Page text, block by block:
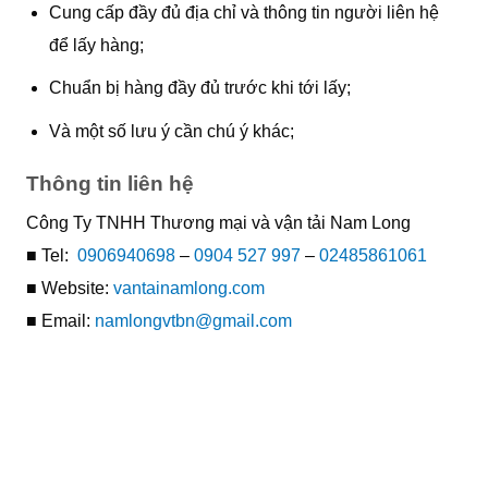
Cung cấp đầy đủ địa chỉ và thông tin người liên hệ
để lấy hàng;
Chuẩn bị hàng đầy đủ trước khi tới lấy;
Và một số lưu ý cần chú ý khác;
Thông tin liên hệ
Công Ty TNHH Thương mại và vận tải Nam Long
■ Tel: 0906940698 – 0904 527 997 – 02485861061
■ Website: vantainamlong.com
■ Email: namlongvtbn@gmail.com